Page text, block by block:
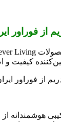
از فوراور
کیفیت
دریم از